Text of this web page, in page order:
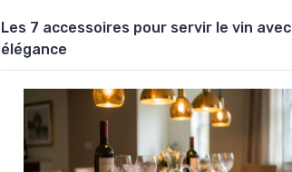
Les 7 accessoires pour servir le vin avec
élégance